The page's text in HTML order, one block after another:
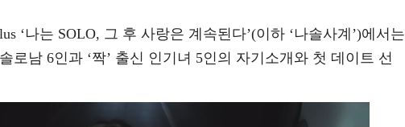
‘나는 SOLO, 그 후 사랑은 계속된다’(이하 ‘나솔사계’)에서는
로남 6인과 ‘짝’ 출신 인기녀 5인의 자기소개와 첫 데이트 선